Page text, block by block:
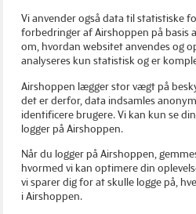
Vi anvender også data til statistiske
forbedringer af Airshoppen på basis
om, hvordan websitet anvendes og
analyseres kun statistisk og er
Airshoppen lægger stor vægt på
det er derfor, data indsamles
identificere brugere. Vi kan kun se
logger på Airshoppen.
Når du logger på Airshoppen,
hvormed vi kan optimere din
vi sparer dig for at skulle logge på,
i Airshoppen.